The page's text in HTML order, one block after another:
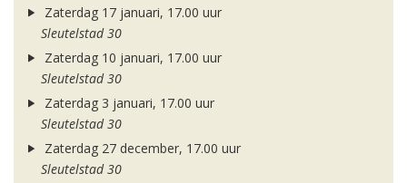
Zaterdag 17 januari, 17.00 uur
Sleutelstad 30
Zaterdag 10 januari, 17.00 uur
Sleutelstad 30
Zaterdag 3 januari, 17.00 uur
Sleutelstad 30
Zaterdag 27 december, 17.00 uur
Sleutelstad 30